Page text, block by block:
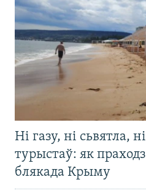
Ні газу, ні сьвятла,
турыстаў: як
блякада Крыму